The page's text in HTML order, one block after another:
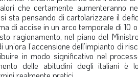
che certamente aumenteranno
sta pensando di cartolarizzare il
di accise in un arco temporale di 10
ragionamento, nel piano del
l’accensione dell’impianto di
in modo significativo nel
delle abitudini degli italiani